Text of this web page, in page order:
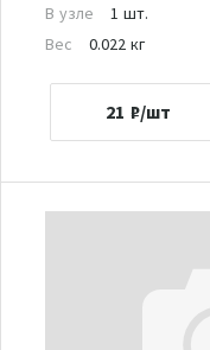
В узле
1 шт.
Вес
0.022 кг
21 ₽/шт